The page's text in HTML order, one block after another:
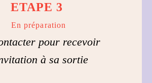
ETAPE 3
En préparation
pour recevoir
à sa sortie